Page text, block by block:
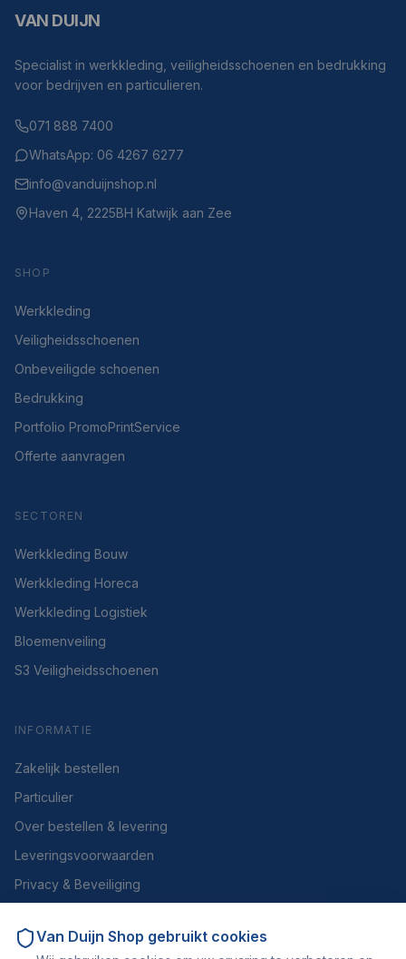
VAN DUIJN
Specialist in werkkleding, veiligheidsschoenen en bedrukking
voor bedrijven en particulieren.
071 888 7400
WhatsApp: 06 4267 6277
info@vanduijnshop.nl
Haven 4, 2225BH Katwijk aan Zee
SHOP
Werkkleding
Veiligheidsschoenen
Onbeveiligde schoenen
Bedrukking
Portfolio PromoPrintService
Offerte aanvragen
SECTOREN
Werkkleding Bouw
Werkkleding Horeca
Werkkleding Logistiek
Bloemenveiling
S3 Veiligheidsschoenen
INFORMATIE
Zakelijk bestellen
Particulier
Over bestellen & levering
Leveringsvoorwaarden
Privacy & Beveiliging
Over ons
Van Duijn Shop gebruikt cookies